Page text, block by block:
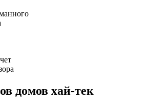
домов хай-тек